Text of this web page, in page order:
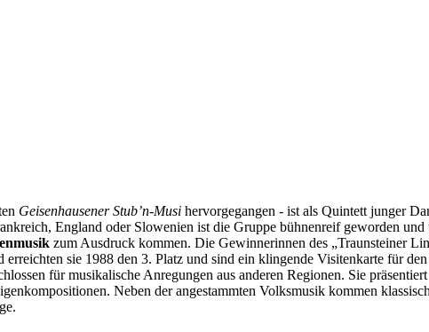
Geisenhausener Stub’n-Musi hervorgegangen - ist als Quintett junger
England oder Slowenien ist die Gruppe bühnenreif geworden und
zum Ausdruck kommen. Die Gewinnerinnen des „Traunsteiner
sie 1988 den 3. Platz und sind ein klingende Visitenkarte für
für musikalische Anregungen aus anderen Regionen. Sie
Neben der angestammten Volksmusik kommen